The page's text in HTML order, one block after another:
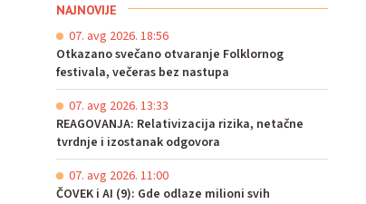
NAJNOVIJE
07. avg 2026. 18:56
Otkazano svečano otvaranje Folklornog
festivala, večeras bez nastupa
07. avg 2026. 13:33
REAGOVANJA: Relativizacija rizika, netačne
tvrdnje i izostanak odgovora
07. avg 2026. 11:00
ČOVEK i AI (9): Gde odlaze milioni svih